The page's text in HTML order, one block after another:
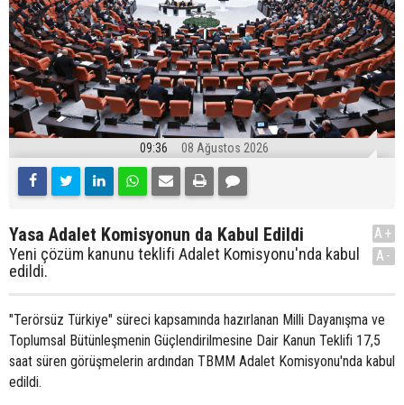
09:36 08 Ağustos 2026
Yasa Adalet Komisyonun da Kabul Edildi
Yeni çözüm kanunu teklifi Adalet Komisyonu'nda kabul
edildi.
A+
A-
"Terörsüz Türkiye" süreci kapsamında hazırlanan Milli Dayanışma ve
Toplumsal Bütünleşmenin Güçlendirilmesine Dair Kanun Teklifi 17,5
saat süren görüşmelerin ardından TBMM Adalet Komisyonu'nda kabul
edildi.